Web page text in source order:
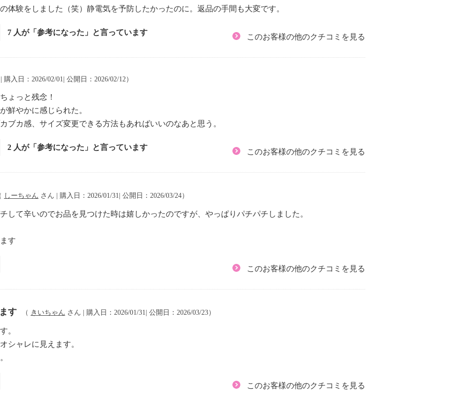
体験をしました（笑）静電気を予防したかったのに。返品の手間も大変です。
7 人が「参考になった」と言っています
このお客様の他のクチコミを見る
購入日：2026/02/01| 公開日：2026/02/12）
ょっと残念！
鮮やかに感じられた。
ブカ感、サイズ変更できる方法もあればいいのなあと思う。
2 人が「参考になった」と言っています
このお客様の他のクチコミを見る
しーちゃん さん | 購入日：2026/01/31| 公開日：2026/03/24）
して辛いのでお品を見つけた時は嬉しかったのですが、やっぱりパチパチしました。
す
このお客様の他のクチコミを見る
す （ きいちゃん さん | 購入日：2026/01/31| 公開日：2026/03/23）
。
シャレに見えます。
このお客様の他のクチコミを見る